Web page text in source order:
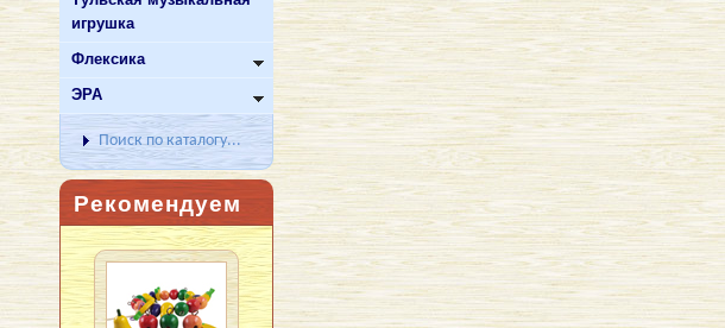
игрушка
Флексика
ЭРА
Поиск по каталогу...
Рекомендуем